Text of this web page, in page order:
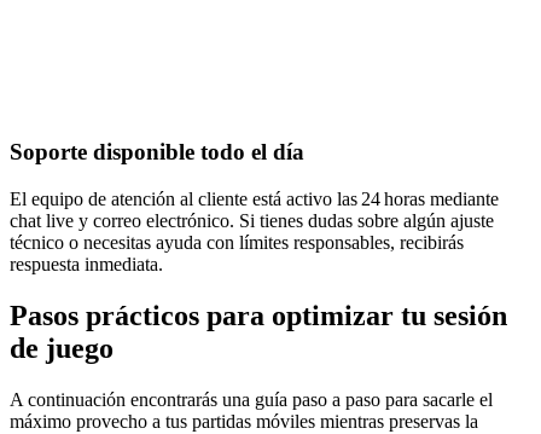
Soporte disponible todo el día
El equipo de atención al cliente está activo las 24 horas mediante
chat live y correo electrónico. Si tienes dudas sobre algún ajuste
técnico o necesitas ayuda con límites responsables, recibirás
respuesta inmediata.
Pasos prácticos para optimizar tu sesión
de juego
A continuación encontrarás una guía paso a paso para sacarle el
máximo provecho a tus partidas móviles mientras preservas la